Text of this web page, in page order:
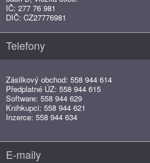
IČ: 277 76 981
DIČ: CZ27776981
Telefony
Zásilkový obchod: 558 944 614
Předplatné ÚZ: 558 944 615
Software: 558 944 629
Knihkupci: 558 944 621
Inzerce: 558 944 634
E-maily